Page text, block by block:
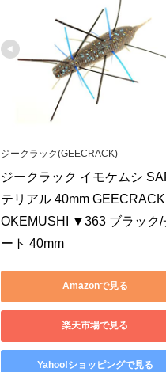
ジークラック(GEECRACK)
ジークラック イモケムシ
テリアル 40mm GEECRACK
OKEMUSHI ▼363 ブラック/
ート 40mm
Amazonで見る
楽天市場で見る
Yahoo!ショッピングで見る